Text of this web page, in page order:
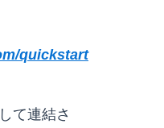
quickstart
て連結さ